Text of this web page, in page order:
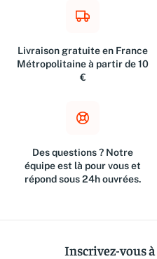
Livraison gratuite en France
Métropolitaine à partir de 10
€
Des questions ? Notre
équipe est là pour vous et
répond sous 24h ouvrées.
Inscrivez-vous